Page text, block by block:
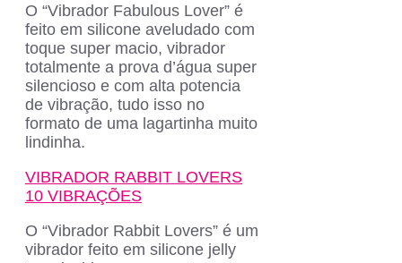
O “Vibrador Fabulous Lover” é
feito em silicone aveludado com
toque super macio, vibrador
totalmente a prova d’água super
silencioso e com alta potencia
de vibração, tudo isso no
formato de uma lagartinha muito
lindinha.
VIBRADOR RABBIT LOVERS
10 VIBRAÇÕES
O “Vibrador Rabbit Lovers” é um
vibrador feito em silicone jelly